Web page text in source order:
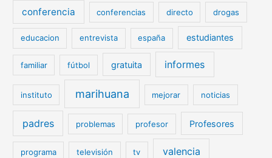
conferencia conferencias directo drogas
educacion entrevista españa estudiantes
familiar fútbol gratuita informes
instituto marihuana mejorar noticias
padres problemas profesor Profesores
programa televisión tv valencia